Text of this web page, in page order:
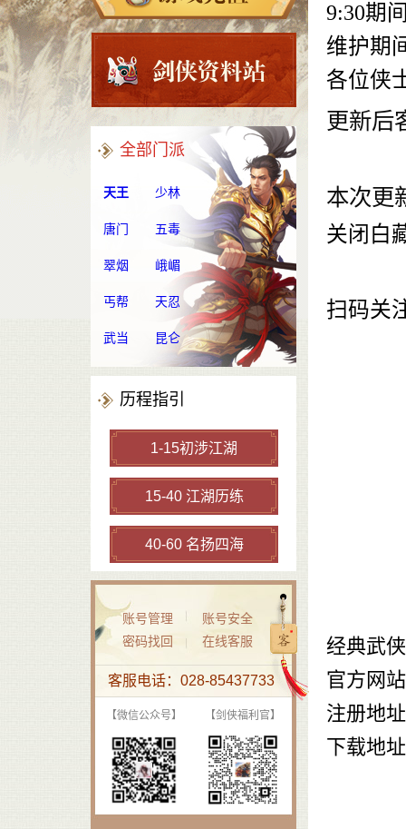
全部门派
天王 少林
唐门 五毒
翠烟 峨嵋
丐帮 天忍
武当 昆仑
历程指引
1-15初涉江湖
15-40 江湖历练
40-60 名扬四海
账号管理
账号安全
密码找回
在线客服
客服电话：028-85437733
【微信公众号】 【剑侠福利官】
9:30期
维护期
各位侠
更新后
本次更
关闭白
扫码关
经典武
官方网
注册地
下载地